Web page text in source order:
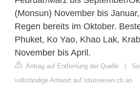
(Monsun) November bis
Regen bereits im Oktober.
Phuket, Ko Yao, Khao Lak,
November bis April.
Antrag auf Entfernung der Quelle |
vollständige Antwort auf lotusreisen.ch an